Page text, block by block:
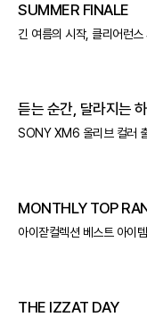
SUMMER FINALE
긴 여름의 시작, 클리어런스
듣는 순간, 달라지는
SONY XM6 올리브 컬러
MONTHLY TOP
아이잗컬렉션 베스트 아
THE IZZAT DAY